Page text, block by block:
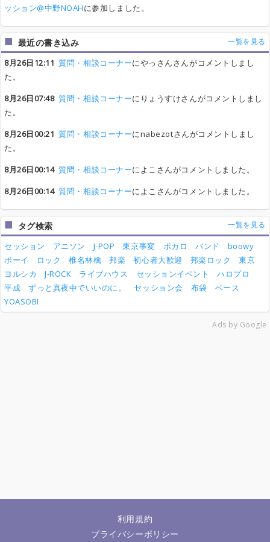
ッション@中野NOAHに参加しました。
最近の書き込み 一覧を見る
8月26日12:11 質問・相談コーナーにやっさんさんがコメントしまし
た。
8月26日07:48 質問・相談コーナーにりょうすけさんがコメントしまし
た。
8月26日00:21 質問・相談コーナーにnabezotさんがコメントしまし
た。
8月26日00:14 質問・相談コーナーによこさんがコメントしました。
8月26日00:14 質問・相談コーナーによこさんがコメントしました。
タグ検索 一覧を見る
セッション アニソン J-POP 東京事変 ボカロ バンド
boowy
ボーイ
ロック 椎名林檎 邦楽 初心者大歓迎 邦楽ロック
東京
ヨルシカ
J-ROCK ライブハウス セッションイベント
ハロプロ
平成
ずっと真夜中でいいのに。 セッション会 布袋
ベース
YOASOBI
Ads by Google
利用規約
プライバシーポリシー